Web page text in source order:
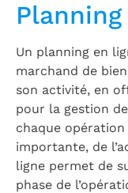
Un planning en
marchand de
son activité, en
pour la gestion
chaque opération
importante, de
ligne permet de
phase de